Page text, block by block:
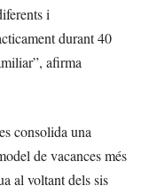
i
durant 40
afirma
consolida una
de vacances més
al voltant dels sis